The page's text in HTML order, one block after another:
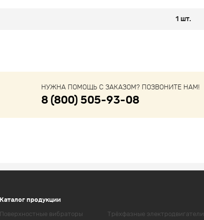
1 шт.
НУЖНА ПОМОЩЬ С ЗАКАЗОМ? ПОЗВОНИТЕ НАМ!
8 (800) 505-93-08
Каталог продукции
Поверхностные вибраторы Трёхфазные электродвигатели